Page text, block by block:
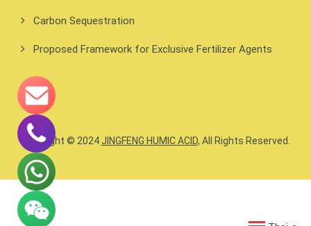
Carbon Sequestration
Proposed Framework for Exclusive Fertilizer Agents
Copyright © 2024 JINGFENG HUMIC ACID, All Rights Reserved.